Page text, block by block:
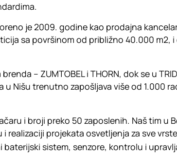
je 2009. godine kao prodajna
sa površinom od približno 40.000 m2, i
– ZUMTOBEL i THORN, dok se u
Nišu trenutno zapošljava više od 1.000
i broji preko 50 zaposlenih. Naš tim u
projekata osvetljenja za sve
sistem, senzore, kontrolu i